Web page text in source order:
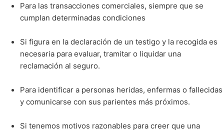
Para las transacciones comerciales, siempre que se
cumplan determinadas condiciones
Si figura en la declaración de un testigo y la recogida es
necesaria para evaluar, tramitar o liquidar una
reclamación al seguro.
Para identificar a personas heridas, enfermas o fallecidas
y comunicarse con sus parientes más próximos.
Si tenemos motivos razonables para creer que una